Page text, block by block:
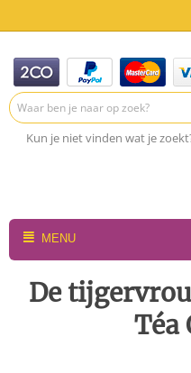
Kun je niet vinden wat je
MENU
De
Téa